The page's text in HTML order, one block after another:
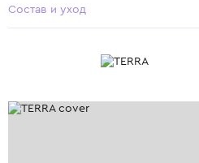
Состав и уход